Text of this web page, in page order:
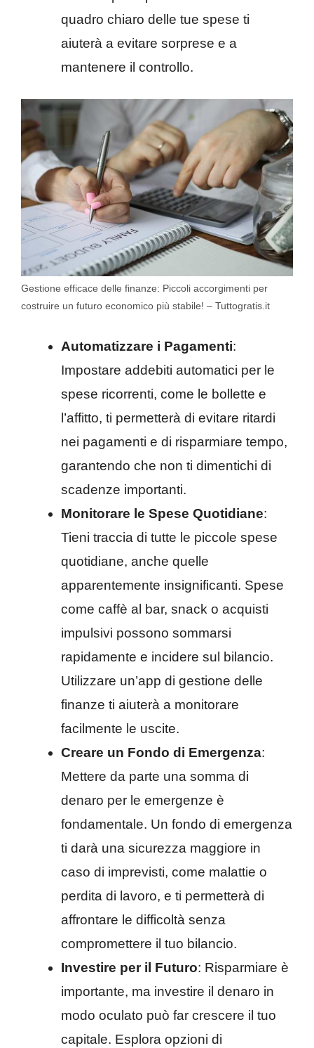
quadro chiaro delle tue spese ti
aiuterà a evitare sorprese e a
mantenere il controllo.
Gestione efficace delle finanze: Piccoli accorgimenti per
costruire un futuro economico più stabile! – Tuttogratis.it
Automatizzare i Pagamenti:
Impostare addebiti automatici per le
spese ricorrenti, come le bollette e
l’affitto, ti permetterà di evitare ritardi
nei pagamenti e di risparmiare tempo,
garantendo che non ti dimentichi di
scadenze importanti.
Monitorare le Spese Quotidiane:
Tieni traccia di tutte le piccole spese
quotidiane, anche quelle
apparentemente insignificanti. Spese
come caffè al bar, snack o acquisti
impulsivi possono sommarsi
rapidamente e incidere sul bilancio.
Utilizzare un’app di gestione delle
finanze ti aiuterà a monitorare
facilmente le uscite.
Creare un Fondo di Emergenza:
Mettere da parte una somma di
denaro per le emergenze è
fondamentale. Un fondo di emergenza
ti darà una sicurezza maggiore in
caso di imprevisti, come malattie o
perdita di lavoro, e ti permetterà di
affrontare le difficoltà senza
compromettere il tuo bilancio.
Investire per il Futuro: Risparmiare è
importante, ma investire il denaro in
modo oculato può far crescere il tuo
capitale. Esplora opzioni di